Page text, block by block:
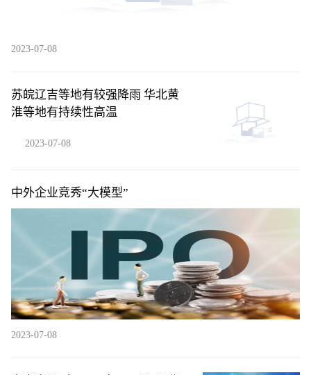
2023-07-08
苏皖辽吉等地有较强降雨 华北黄
淮等地有持续性高温
2023-07-08
中外企业竞秀“大模型”
2023-07-08